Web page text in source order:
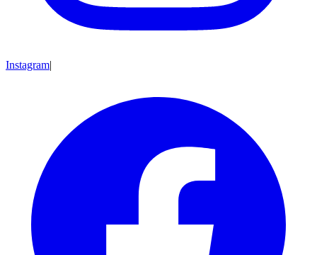
Instagram|